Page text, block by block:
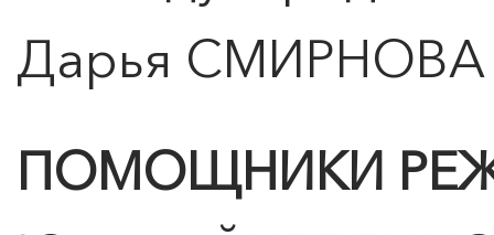
Дарья СМИРНОВА
ПОМОЩНИКИ